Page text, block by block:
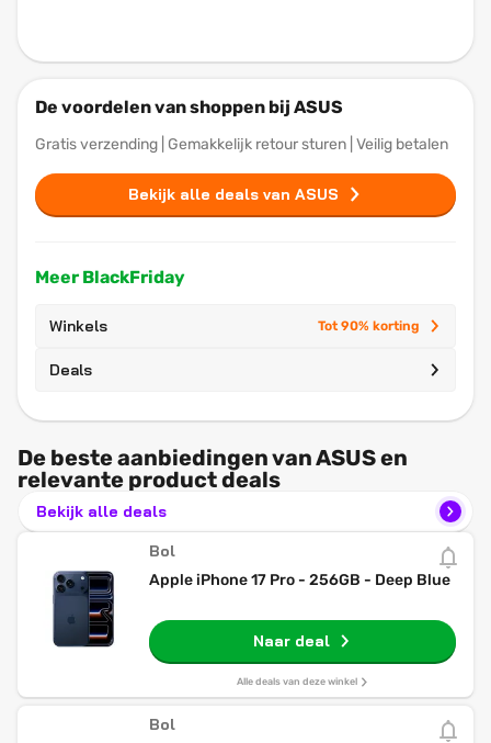
De voordelen van shoppen bij ASUS
Gratis verzending | Gemakkelijk retour sturen | Veilig betalen
Bekijk alle deals van ASUS
Meer BlackFriday
Winkels Tot 90% korting
Deals
De beste aanbiedingen van ASUS en
relevante product deals
Bekijk alle deals
Bol
Apple iPhone 17 Pro - 256GB - Deep Blue
Naar deal
Alle deals van deze winkel
Bol